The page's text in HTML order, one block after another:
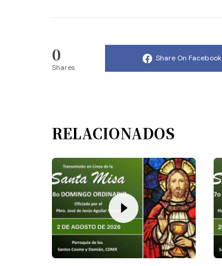
0
Shares
Share On Facebook
RELACIONADOS